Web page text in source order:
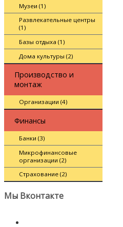
Музеи (1)
Развлекательные центры
(1)
Базы отдыха (1)
Дома культуры (2)
Производство и
монтаж
Организации (4)
Финансы
Банки (3)
Микрофинансовые
организации (2)
Страхование (2)
Мы Вконтакте